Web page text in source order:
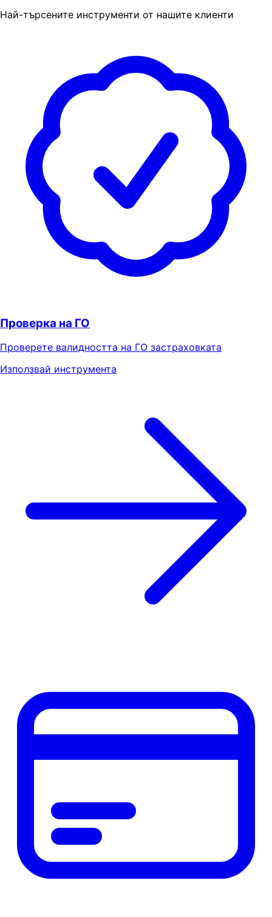
Най-търсените инструменти от нашите клиенти
Проверка на ГО
Проверете валидността на ГО застраховката
Използвай инструмента